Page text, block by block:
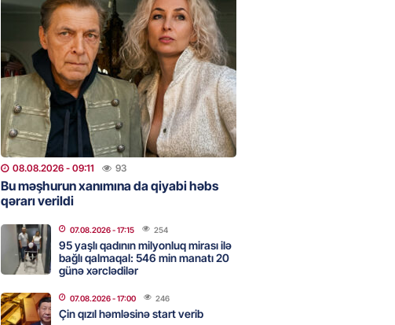
qərarı verildi
08.08.2026- 09:11 93
GÜNDƏM
Qanunsuz cərrahiyyə təhlükəsi:
“Universal Hospital”da sertifikatsız
həkim skandalı
07.08.2026 370
MANŞET
AAYDA-nın tərəzi məntəqələrindən
şikayət -156 ya yaşıl, vətəndaşa qırmızı
işıq?
07.08.2026 - 18:00 140
GÜNDƏM
Hərbi xidmətə görə rüşvət alan vəzifəli
08.08.2026 - 09:11 93
Bu məşhurun xanımına da qiyabi həbs
qərarı verildi
07.08.2026- 17:15 254
95 yaşlı qadının milyonluq mirası ilə
bağlı qalmaqal: 546 min manatı 20
günə xərclədilər
07.08.2026- 17:00 246
Çin qızıl həmləsinə start verib